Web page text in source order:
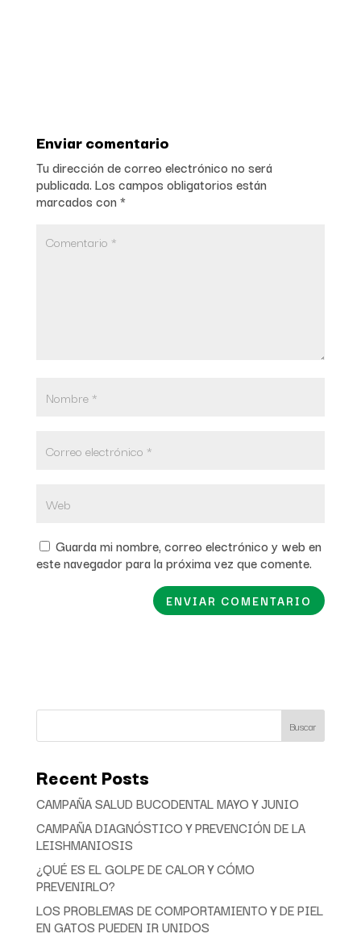
Enviar comentario
Tu dirección de correo electrónico no será
publicada. Los campos obligatorios están
marcados con *
Guarda mi nombre, correo electrónico y web en
este navegador para la próxima vez que comente.
Buscar
Recent Posts
CAMPAÑA SALUD BUCODENTAL MAYO Y JUNIO
CAMPAÑA DIAGNÓSTICO Y PREVENCIÓN DE LA
LEISHMANIOSIS
¿QUÉ ES EL GOLPE DE CALOR Y CÓMO
PREVENIRLO?
LOS PROBLEMAS DE COMPORTAMIENTO Y DE PIEL
EN GATOS PUEDEN IR UNIDOS